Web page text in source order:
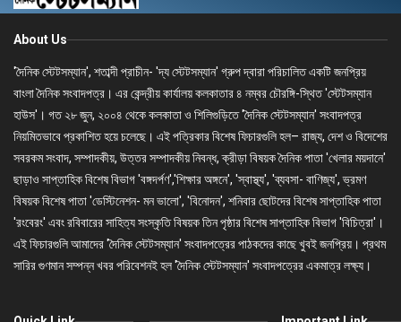
About Us
'দৈনিক স্টেটসম্যান', শতাব্দী প্রাচীন- 'দ্য স্টেটসম্যান' গ্রুপ দ্বারা পরিচালিত একটি জনপ্রিয়
বাংলা দৈনিক সংবাদপত্র। এর কেন্দ্রীয় কার্যালয় কলকাতার ৪ নম্বর চৌরঙ্গি-স্থিত 'স্টেটসম্যান
হাউস'। গত ২৮ জুন, ২০০৪ থেকে কলকাতা ও শিলিগুড়িতে 'দৈনিক স্টেটসম্যান' সংবাদপত্র
নিয়মিতভাবে প্রকাশিত হয়ে চলেছে। এই পত্রিকার বিশেষ ফিচারগুলি হল– রাজ্য, দেশ ও বিদেশের
সবরকম সংবাদ, সম্পাদকীয়, উত্তর সম্পাদকীয় নিবন্ধ, ক্রীড়া বিষয়ক দৈনিক পাতা 'খেলার ময়দানে'
ছাড়াও সাপ্তাহিক বিশেষ বিভাগ 'বঙ্গদর্পণ','শিক্ষার অঙ্গনে', 'স্বাস্থ্য', 'ব্যবসা- বাণিজ্য', ভ্রমণ
বিষয়ক বিশেষ পাতা 'ডেস্টিনেশন- মন ভালো', 'বিনোদন', শনিবার ছোটদের বিশেষ সাপ্তাহিক পাতা
'রংবেরং' এবং রবিবারের সাহিত্য সংস্কৃতি বিষয়ক তিন পৃষ্ঠার বিশেষ সাপ্তাহিক বিভাগ 'বিচিত্রা'।
এই ফিচারগুলি আমাদের 'দৈনিক স্টেটসম্যান' সংবাদপত্রের পাঠকদের কাছে খুবই জনপ্রিয়। প্রথম
সারির গুণমান সম্পন্ন খবর পরিবেশনই হল 'দৈনিক স্টেটসম্যান' সংবাদপত্রের একমাত্র লক্ষ্য।